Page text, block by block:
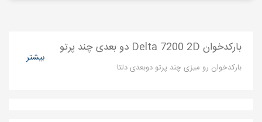
بارکدخوان Delta 7200 2D دو بعدی چند پرتو
بارکدخوان رو میزی چند پرتو دوبعدی دلتا
بیشتر